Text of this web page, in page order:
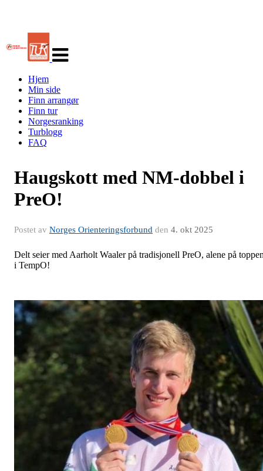
navigasjon
Hjem
Min side
Finn arrangør
Finn tur
Norgesranking
Turblogg
FAQ
Haugskott med NM-dobbel i
PreO!
Postet av Norges Orienteringsforbund den 4. okt 2025
Delt seier med Aarholt Waaler på tradisjonell PreO, alene på
i TempO!